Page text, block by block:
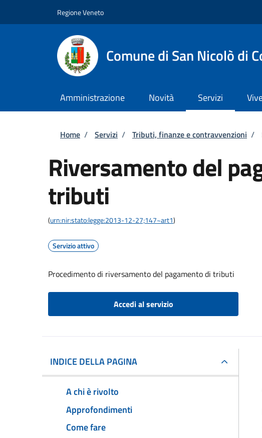
Regione Veneto
Comune di San Nicolò di
Amministrazione Novità Servizi
Briciole di pane
Home / Servizi / Tributi, finanze e contravvenzioni /
Riversamento del
tributi
(urn:nir:stato:legge:2013-12-27;147~art1)
Servizio attivo
Procedimento di riversamento del pagamento di tributi
Accedi al servizio
INDICE DELLA PAGINA
A chi è rivolto
Approfondimenti
Come fare